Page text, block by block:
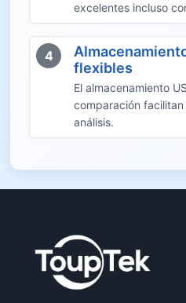
excelentes incluso
4
flexibles
El almacenamiento
comparación
análisis.